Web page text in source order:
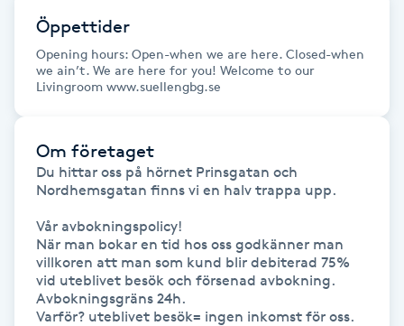
Föning
Gel naglar
Gelenaglar
Gellack med förstärkning
Gravidmassage
Öppettider
Opening hours: Open-when we are here. Closed-when
we ain’t. We are here for you! Welcome to our
Livingroom www.suellengbg.se
Om företaget
Du hittar oss på hörnet Prinsgatan och
Nordhemsgatan finns vi en halv trappa upp.
Vår avbokningspolicy!
När man bokar en tid hos oss godkänner man
villkoren att man som kund blir debiterad 75%
vid uteblivet besök och försenad avbokning.
Avbokningsgräns 24h.
Varför? uteblivet besök= ingen inkomst för oss.